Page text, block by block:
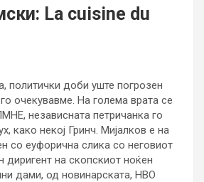
La cuisine du
политички доби уште погрозен
очекувавме. На голема врата се
независната петричанка го
како некој Гринч. Мијалков е на
со еуфорична слика со неговиот
диригент на скопскиот ноќен
дами, од новинарската, НВО